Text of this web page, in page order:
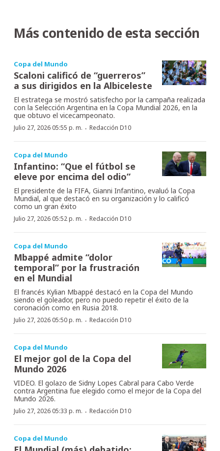
Más contenido de esta sección
Copa del Mundo
Scaloni calificó de “guerreros”
a sus dirigidos en la Albiceleste
El estratega se mostró satisfecho por la campaña realizada
con la Selección Argentina en la Copa Mundial 2026, en la
que obtuvo el vicecampeonato.
Julio 27, 2026 05:55 p. m. · Redacción D10
Copa del Mundo
Infantino: “Que el fútbol se
eleve por encima del odio”
El presidente de la FIFA, Gianni Infantino, evaluó la Copa
Mundial, al que destacó en su organización y lo calificó
como un gran éxito
Julio 27, 2026 05:52 p. m. · Redacción D10
Copa del Mundo
Mbappé admite “dolor
temporal” por la frustración
en el Mundial
El francés Kylian Mbappé destacó en la Copa del Mundo
siendo el goleador, pero no puedo repetir el éxito de la
coronación como en Rusia 2018.
Julio 27, 2026 05:50 p. m. · Redacción D10
Copa del Mundo
El mejor gol de la Copa del
Mundo 2026
VIDEO. El golazo de Sidny Lopes Cabral para Cabo Verde
contra Argentina fue elegido como el mejor de la Copa del
Mundo 2026.
Julio 27, 2026 05:33 p. m. · Redacción D10
Copa del Mundo